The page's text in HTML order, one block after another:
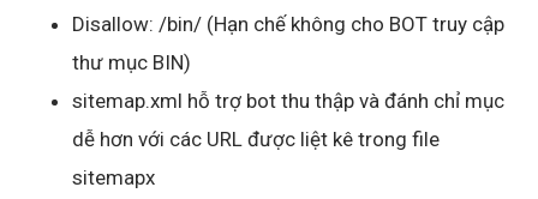
Disallow: /bin/ (Hạn chế không cho BOT truy cập
thư mục BIN)
sitemap.xml hỗ trợ bot thu thập và đánh chỉ mục
dễ hơn với các URL được liệt kê trong file
sitemapx